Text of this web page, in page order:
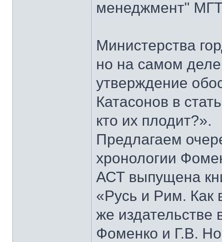
менеджмент"
Министерства
но на самом
утверждение
Катасонов в
кто их плодит?».
Предлагаем
хронологии
АСТ выпущена
«Русь и Рим. Как
же издательстве
Фоменко и Г.В.